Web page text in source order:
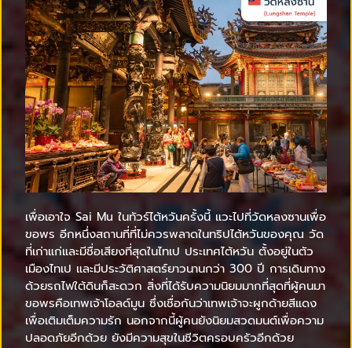
เพื่อเอาใจ Sai Mu ในทัวร์ไต้หวันครั้งนี้ แวะไปที่วัดหลงซานเพื่อ
ขอพร อีกหนึ่งสถานที่ที่ไม่ควรพลาดในทริปไต้หวันของคุณ วัด
ที่เก่าแก่และมีชื่อเสียงที่สุดในไทเป ประเทศไต้หวัน ตั้งอยู่ในตัว
เมืองไทเป และมีประวัติศาสตร์ยาวนานกว่า 300 ปี การเดินทาง
ด้วยรถไฟใต้ดินก็สะดวก สิ่งที่ได้รับความนิยมมากที่สุดที่ผู้คนมา
ขอพรคือเทพเจ้าโอลด์มูน ซึ่งเชื่อกันว่าเทพเจ้าจะผูกด้ายสีแดง
เพื่อเติมเต็มความรัก นอกจากนี้ผู้คนยังนิยมสวดมนต์เพื่อความ
ปลอดภัยอีกด้วย ยังมีความสุขในชีวิตครอบครัวอีกด้วย